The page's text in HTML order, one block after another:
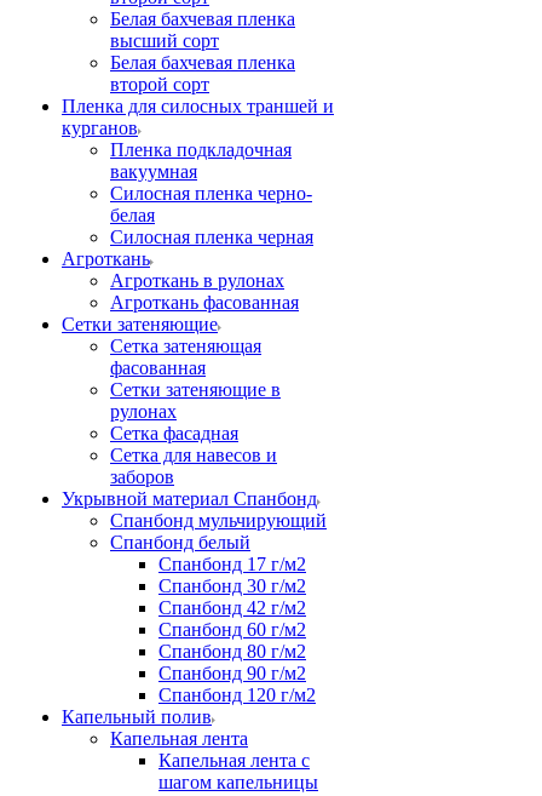
Белая бахчевая пленка
высший сорт
Белая бахчевая пленка
второй сорт
Пленка для силосных траншей и
курганов
Пленка подкладочная
вакуумная
Силосная пленка черно-
белая
Силосная пленка черная
Агроткань
Агроткань в рулонах
Агроткань фасованная
Сетки затеняющие
Сетка затеняющая
фасованная
Сетки затеняющие в
рулонах
Сетка фасадная
Сетка для навесов и
заборов
Укрывной материал Спанбонд
Спанбонд мульчирующий
Спанбонд белый
Спанбонд 17 г/м2
Спанбонд 30 г/м2
Спанбонд 42 г/м2
Спанбонд 60 г/м2
Спанбонд 80 г/м2
Спанбонд 90 г/м2
Спанбонд 120 г/м2
Капельный полив
Капельная лента
Капельная лента с
шагом капельницы